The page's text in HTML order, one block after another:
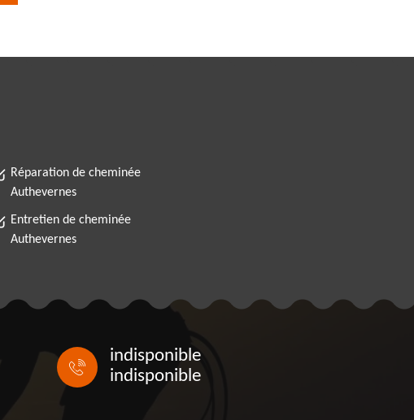
Réparation de cheminée
Authevernes
Entretien de cheminée
Authevernes
indisponible
indisponible